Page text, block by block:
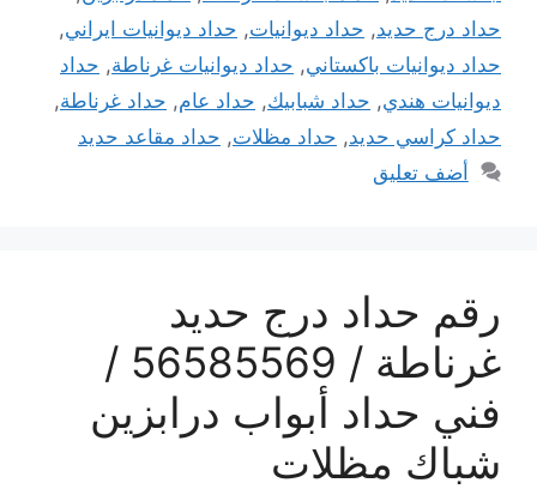
حداد درج حديد, حداد ديوانيات, حداد ديوانيات ايراني,
حداد ديوانيات باكستاني, حداد ديوانيات غرناطة, حداد
ديوانيات هندي, حداد شبابيك, حداد عام, حداد غرناطة,
حداد كراسي حديد, حداد مظلات, حداد مقاعد حديد
أضف تعليق
رقم حداد درج حديد
غرناطة / 56585569 /
فني حداد أبواب درابزين
شباك مظلات